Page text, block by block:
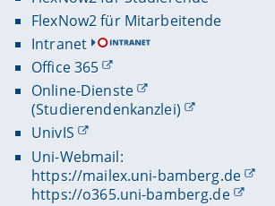
FlexNow2 für Mitarbeitende
Intranet
Office 365
Online-Dienste
(Studierendenkanzlei)
UnivIS
Uni-Webmail:
https://mailex.uni-bamberg.de
https://o365.uni-bamberg.de